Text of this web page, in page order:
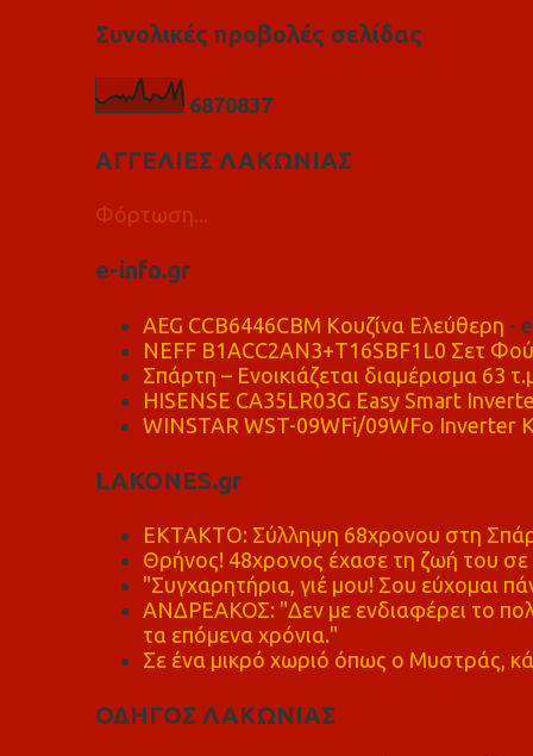
Συνολικές προβολές σελίδας
6870837
ΑΓΓΕΛΙΕΣ ΛΑΚΩΝΙΑΣ
Φόρτωση...
e-info.gr
AEG CCB6446CBM Κουζίνα Ελεύθερη -
NEFF B1ACC2AN3+T16SBF1L0 Σετ
Σπάρτη – Ενοικιάζεται διαμέρισμα 63
HISENSE CA35LR03G Easy Smart
WINSTAR WST-09WFi/09WFo Inverter
LAKONES.gr
ΕΚΤΑΚΤΟ: Σύλληψη 68χρονου στη
Θρήνος! 48χρονος έχασε τη ζωή του
"Συγχαρητήρια, γιέ μου! Σου εύχομαι
ΑΝΔΡΕΑΚΟΣ: "Δεν με ενδιαφέρει το
τα επόμενα χρόνια."
Σε ένα μικρό χωριό όπως ο Μυστράς,
ΟΔΗΓΟΣ ΛΑΚΩΝΙΑΣ